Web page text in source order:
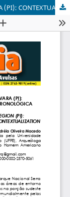
REGIÃO ARQUEOLÓGICA SERRA DA CAPIVARA (PI): CONTEXTUALIZAÇÃO GEOAMBIENTAL E GEOCRONOLÓGICA